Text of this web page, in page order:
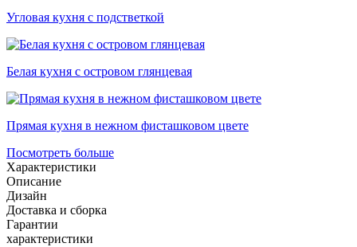
Угловая кухня с подстветкой
Белая кухня с островом глянцевая
Прямая кухня в нежном фисташковом цвете
Посмотреть больше
Характеристики
Описание
Дизайн
Доставка и сборка
Гарантии
характеристики